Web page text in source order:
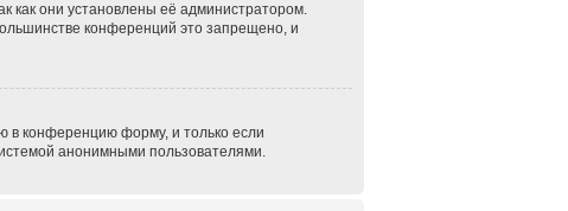
как они установлены её администратором.
конференций это запрещено, и
в конференцию форму, и только если
анонимными пользователями.